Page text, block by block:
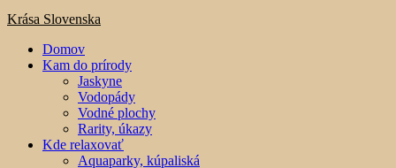
Krása Slovenska
Domov
Kam do prírody
Jaskyne
Vodopády
Vodné plochy
Rarity, úkazy
Kde relaxovať
Aquaparky, kúpaliská